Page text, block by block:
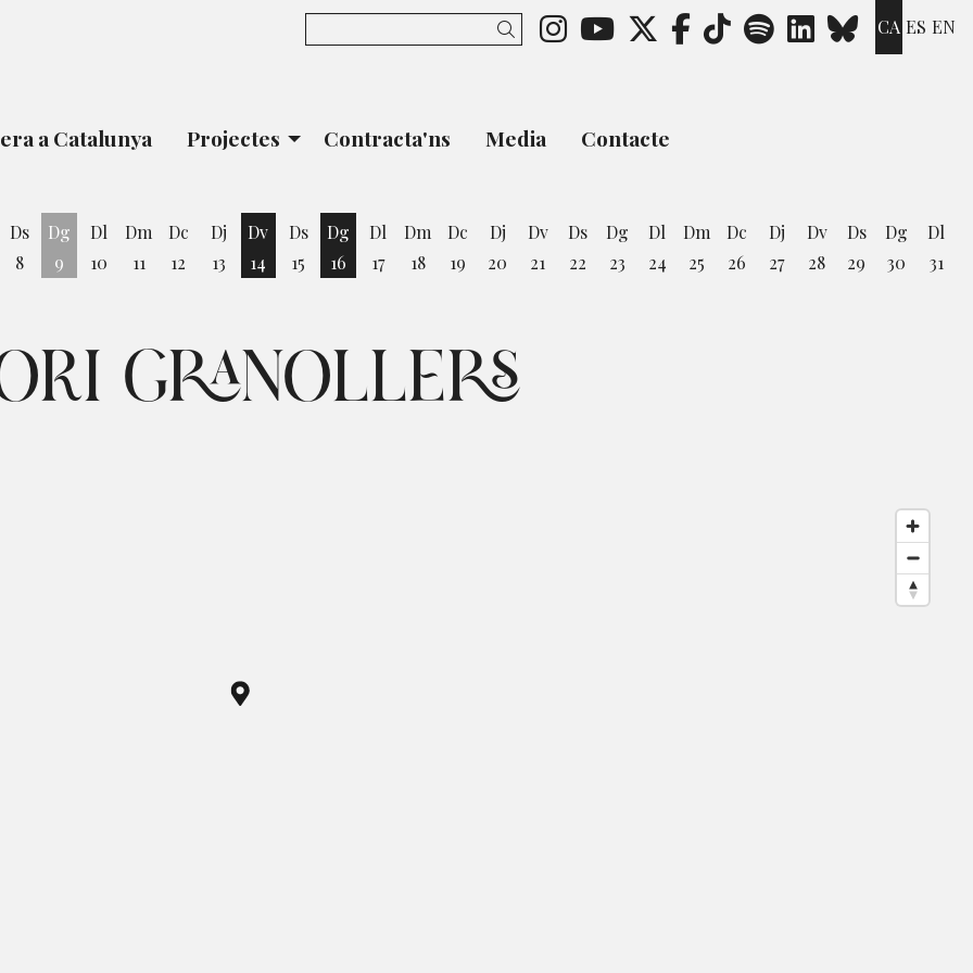
CA ES EN
Link a instagram
Link a youtube
Link a twitter
Link a facebook
Link a ticktok
Link a spotify
Link aLink a
Cercar
a Catalunya Projectes Contracta'ns Media Contacte
Ds
8
Dg
9
Dl
10
Dm
11
Dc
12
Dj
13
Dv
14
Ds
15
Dg
16
Dl
17
Dm
18
Dc
19
Dj
20
Dv
21
Ds
22
Dg
23
Dl
24
Dm
25
Dc
26
Dj
27
Dv
28
Ds
29
Dg
30
Dl
31
GRANOLLERS